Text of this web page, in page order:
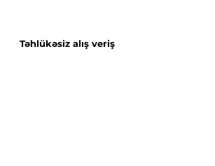
Təhlükəsiz alış veriş